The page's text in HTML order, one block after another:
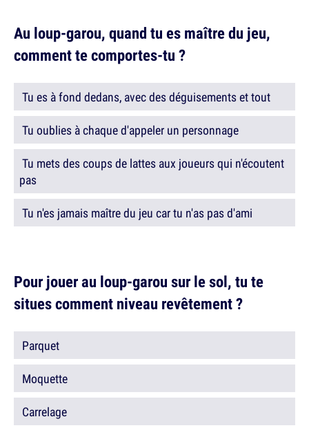
Au loup-garou, quand tu es maître du jeu,
comment te comportes-tu ?
Tu es à fond dedans, avec des déguisements et tout
Tu oublies à chaque d'appeler un personnage
Tu mets des coups de lattes aux joueurs qui n'écoutent
pas
Tu n'es jamais maître du jeu car tu n'as pas d'ami
Pour jouer au loup-garou sur le sol, tu te
situes comment niveau revêtement ?
Parquet
Moquette
Carrelage